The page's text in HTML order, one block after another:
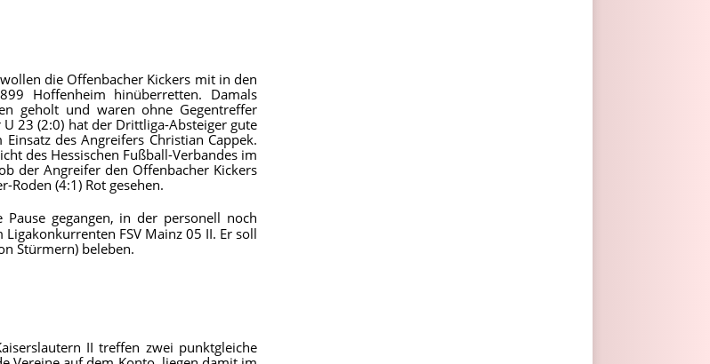
die Offenbacher Kickers mit in den
Hoffenheim hinüberretten. Damals
geholt und waren ohne Gegentreffer
23 (2:0) hat der Drittliga-Absteiger gute
des Angreifers Christian Cappek.
des Hessischen Fußball-Verbandes im
der Angreifer den Offenbacher Kickers
Roden (4:1) Rot gesehen.
gegangen, in der personell noch
FSV Mainz 05 II. Er soll
Stürmern) beleben.
II treffen zwei punktgleiche